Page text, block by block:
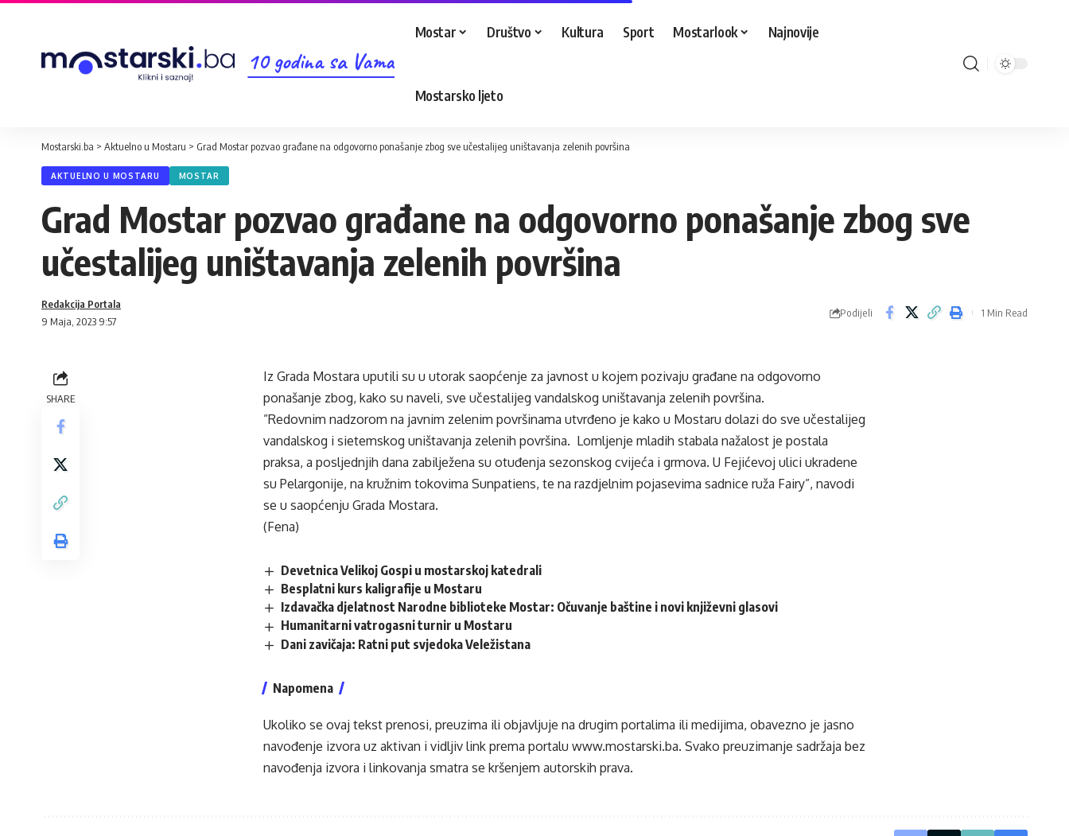
10 godina sa Vama
Mostar Društvo Kultura Sport Mostarlook Najnovije
Mostarsko ljeto
Mostarski.ba > Aktuelno u Mostaru > Grad Mostar pozvao građane na odgovorno ponašanje zbog sve učestalijeg uništavanja zelenih površina
AKTUELNO U MOSTARU MOSTAR
Grad Mostar pozvao građane na odgovorno ponašanje zbog sve
učestalijeg uništavanja zelenih površina
9 Maja, 2023 9:57
Redakcija Portala
Podijeli 1 Min Read
SHARE
Iz Grada Mostara uputili su u utorak saopćenje za javnost u kojem pozivaju građane na odgovorno
ponašanje zbog, kako su naveli, sve učestalijeg vandalskog uništavanja zelenih površina.
”Redovnim nadzorom na javnim zelenim površinama utvrđeno je kako u Mostaru dolazi do sve učestalijeg
vandalskog i sietemskog uništavanja zelenih površina. Lomljenje mladih stabala nažalost je postala
praksa, a posljednjih dana zabilježena su otuđenja sezonskog cvijeća i grmova. U Fejićevoj ulici ukradene
su Pelargonije, na kružnim tokovima Sunpatiens, te na razdjelnim pojasevima sadnice ruža Fairy”, navodi
se u saopćenju Grada Mostara.
(Fena)
Devetnica Velikoj Gospi u mostarskoj katedrali
Besplatni kurs kaligrafije u Mostaru
Izdavačka djelatnost Narodne biblioteke Mostar: Očuvanje baštine i novi književni glasovi
Humanitarni vatrogasni turnir u Mostaru
Dani zavičaja: Ratni put svjedoka Veležistana
Napomena
Ukoliko se ovaj tekst prenosi, preuzima ili objavljuje na drugim portalima ili medijima, obavezno je jasno
navođenje izvora uz aktivan i vidljiv link prema portalu www.mostarski.ba. Svako preuzimanje sadržaja bez
navođenja izvora i linkovanja smatra se kršenjem autorskih prava.